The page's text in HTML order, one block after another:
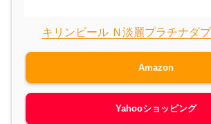
キリンビール Ｎ淡麗プラチナダ
Amazon
Yahooショッピング